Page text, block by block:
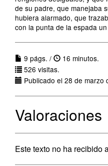
de su padre, que manejaba
hubiera alarmado, que
con la punta de la espada
9 págs. /
16 minutos.
526 visitas.
Publicado el 28 de marzo
Valoraciones
Este texto no ha recibido